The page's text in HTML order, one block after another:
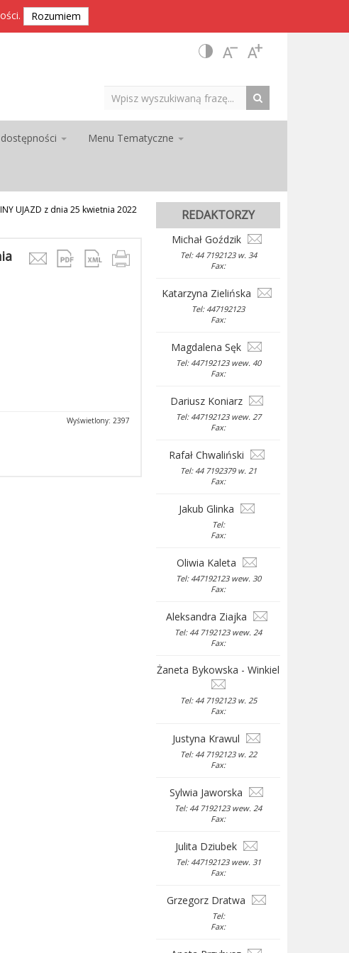
. Rozumiem
Menu Tematyczne
UJAZD z dnia 25 kwietnia 2022
Wyświetlony: 2397
REDAKTORZY
Michał Goździk
Tel: 44 7192123 w. 34
Fax:
Katarzyna Zielińska
Tel: 447192123
Fax:
Magdalena Sęk
Tel: 447192123 wew. 40
Fax:
Dariusz Koniarz
Tel: 447192123 wew. 27
Fax:
Rafał Chwaliński
Tel: 44 7192379 w. 21
Fax:
Jakub Glinka
Tel:
Fax:
Oliwia Kaleta
Tel: 447192123 wew. 30
Fax:
Aleksandra Ziajka
Tel: 44 7192123 wew. 24
Fax:
Żaneta Bykowska - Winkiel
Tel: 44 7192123 w. 25
Fax:
Justyna Krawul
Tel: 44 7192123 w. 22
Fax:
Sylwia Jaworska
Tel: 44 7192123 wew. 24
Fax:
Julita Dziubek
Tel: 447192123 wew. 31
Fax:
Grzegorz Dratwa
Tel:
Fax: